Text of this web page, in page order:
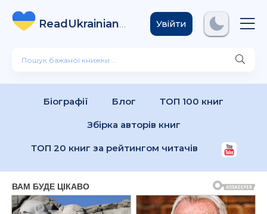
ReadUkrainian
Books .com
Увійти
Біографії Блог ТОП 100 книг
Збірка авторів книг
ТОП 20 книг за рейтингом читачів